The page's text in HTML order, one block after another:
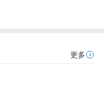
更多